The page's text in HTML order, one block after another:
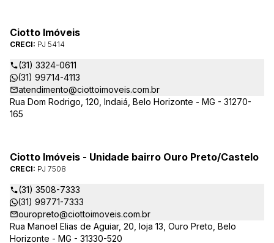
conservação de condomínios, disponibilizando sempre as
melhores opções da região da Pampulha. Oferecemos ainda
completa assessória, consulte-nos sobre os nossos
lançamentos, imóveis em construção e condomínios fechados,
administrados exclusivamente pela Ciotto Imóveis. Fazemos a
aprovação do seu credito junto a Caixa Econômica Federal e
demais agentes financeiros.
Ciotto Imóveis
CRECI: PJ 5414
(31) 3324-0611
(31) 99714-4113
atendimento@ciottoimoveis.com.br
Rua Dom Rodrigo, 120, Indaiá, Belo Horizonte - MG - 31270-
165
Ciotto Imóveis - Unidade bairro Ouro Preto/Castelo
CRECI: PJ 7508
(31) 3508-7333
(31) 99771-7333
ouropreto@ciottoimoveis.com.br
Rua Manoel Elias de Aguiar, 20, loja 13, Ouro Preto, Belo
Horizonte - MG - 31330-520